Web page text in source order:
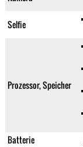
Selfie
Prozessor, Speicher
Batterie